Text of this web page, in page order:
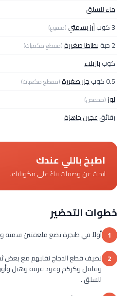
ماء للسلق
3 كوب
أرز بسمتي (منقوع)
2 حبة بطاطا صغيرة(مقطع مكعبات)
كوببازيلاء
0.5 كوب
جزر صغيرة(مقطع مكعبات)
لوز (محمص)
رقائقعجين جاهزة
اطبخ باللي عندك
ابحث عن وصفات بناءً على مكوناتك.
خطوات التحضير
1 أولاً في طنجرة نضع ملعقتين سمنة
2 نضيف قطع الدجاج نقلبهم مع بعض
وفلفل وكركم وعود قرفة وهيل
للسلق .